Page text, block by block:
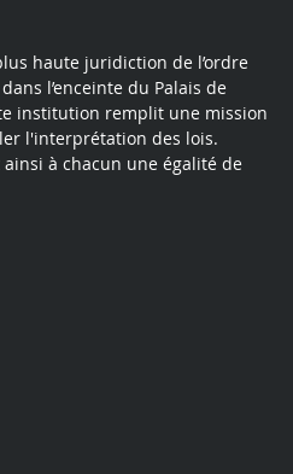
haute juridiction de l’ordre
l’enceinte du Palais de
institution remplit une mission
l'interprétation des lois.
à chacun une égalité de